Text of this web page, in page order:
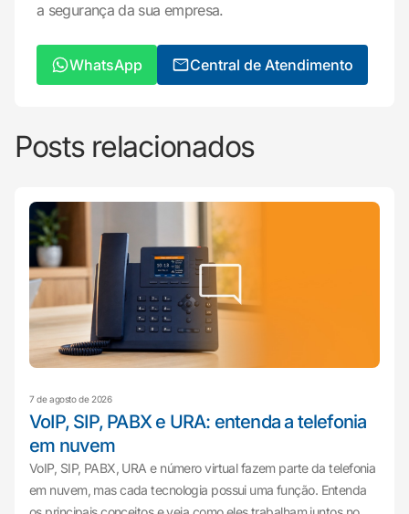
a segurança da sua empresa.
WhatsApp Central de Atendimento
Posts relacionados
7 de agosto de 2026
VoIP, SIP, PABX e URA: entenda a telefonia
em nuvem
VoIP, SIP, PABX, URA e número virtual fazem parte da telefonia
em nuvem, mas cada tecnologia possui uma função. Entenda